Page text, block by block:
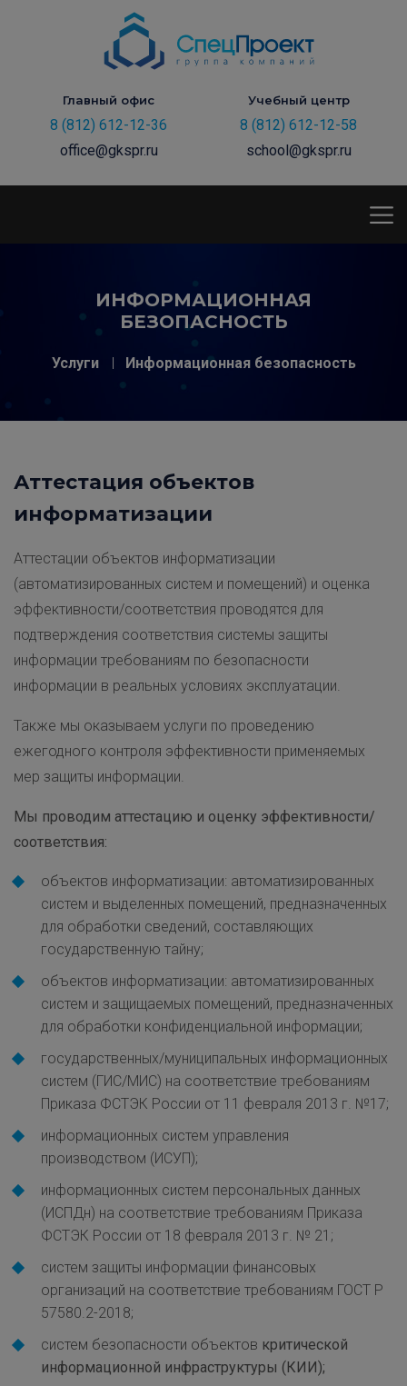
Главный офис
8 (812) 612-12-36
office@gkspr.ru
Учебный центр
8 (812) 612-12-58
school@gkspr.ru
ИНФОРМАЦИОННАЯ
БЕЗОПАСНОСТЬ
Услуги Информационная безопасность
Аттестация объектов
информатизации
Аттестации объектов информатизации
(автоматизированных систем и помещений) и оценка
эффективности/соответствия проводятся для
подтверждения соответствия системы защиты
информации требованиям по безопасности
информации в реальных условиях эксплуатации.
Также мы оказываем услуги по проведению
ежегодного контроля эффективности применяемых
мер защиты информации.
Мы проводим аттестацию и оценку эффективности/
соответствия:
объектов информатизации: автоматизированных
систем и выделенных помещений, предназначенных
для обработки сведений, составляющих
государственную тайну;
объектов информатизации: автоматизированных
систем и защищаемых помещений, предназначенных
для обработки конфиденциальной информации;
государственных/муниципальных информационных
систем (ГИС/МИС) на соответствие требованиям
Приказа ФСТЭК России от 11 февраля 2013 г. №17;
информационных систем управления
производством (ИСУП);
информационных систем персональных данных
(ИСПДн) на соответствие требованиям Приказа
ФСТЭК России от 18 февраля 2013 г. № 21;
систем защиты информации финансовых
организаций на соответствие требованиям ГОСТ Р
57580.2-2018;
систем безопасности объектов критической
информационной инфраструктуры (КИИ);